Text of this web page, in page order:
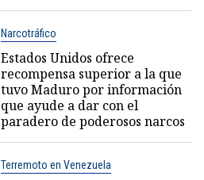
Narcotráfico
Estados Unidos ofrece
recompensa superior a la que
tuvo Maduro por información
que ayude a dar con el
paradero de poderosos narcos
Terremoto en Venezuela